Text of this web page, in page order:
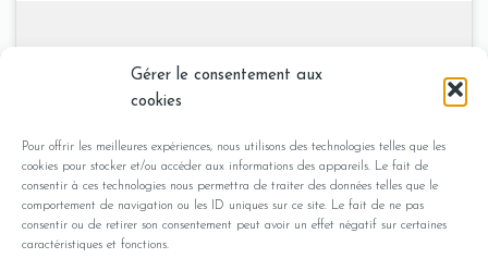
Gérer le consentement aux
cookies
Pour offrir les meilleures expériences, nous utilisons des technologies telles que les
cookies pour stocker et/ou accéder aux informations des appareils. Le fait de
consentir à ces technologies nous permettra de traiter des données telles que le
comportement de navigation ou les ID uniques sur ce site. Le fait de ne pas
consentir ou de retirer son consentement peut avoir un effet négatif sur certaines
caractéristiques et fonctions.
Stephane Plessis -
Sophrologue en Dordogne
Cliquez pour accepter les cookies
marketing et activer ce contenu